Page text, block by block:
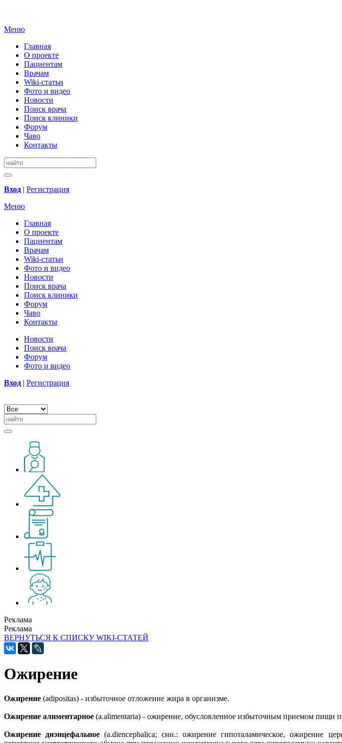
Меню
Главная
О проекте
Пациентам
Врачам
Wiki-статьи
Фото и видео
Новости
Поиск врача
Поиск клиники
Форум
Чаво
Контакты
Вход | Регистрация
Меню
Главная
О проекте
Пациентам
Врачам
Wiki-статьи
Фото и видео
Новости
Поиск врача
Поиск клиники
Форум
Чаво
Контакты
Новости
Поиск врача
Форум
Фото и видео
Вход | Регистрация
Реклама
Реклама
ВЕРНУТЬСЯ К СПИСКУ WIKI-СТАТЕЙ
Ожирение
Ожирение (adipositas) - избыточное отложение жира в организме.
Ожирение алиментарное (a.alimentaria) - ожирение, обусловленное избыточным приемом пищи
Ожирение диэнцефальное (a.diencephalica; син.: ожирение гипоталамическое, ожирение